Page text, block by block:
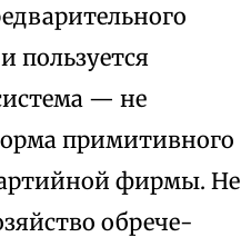
пользуется
— не
примитивного
фирмы. Не
обрече-